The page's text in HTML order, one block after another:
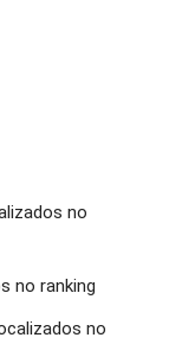
no
no ranking
no